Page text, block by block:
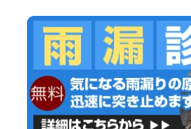
外壁塗装＆屋根塗装専門
兵衛】へようこそ